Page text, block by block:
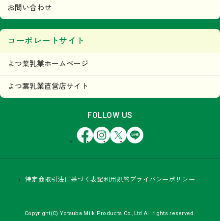
お問い合わせ
コーポレートサイト
よつ葉乳業ホームページ
よつ葉乳業直営店サイト
FOLLOW US
FacebookInstagram
X LINE
特定商取引法に基づく表記利用規約 プライバシーポリシー
Copyright(C) Yotsuba Milk Products Co.,Ltd All rights reserved.